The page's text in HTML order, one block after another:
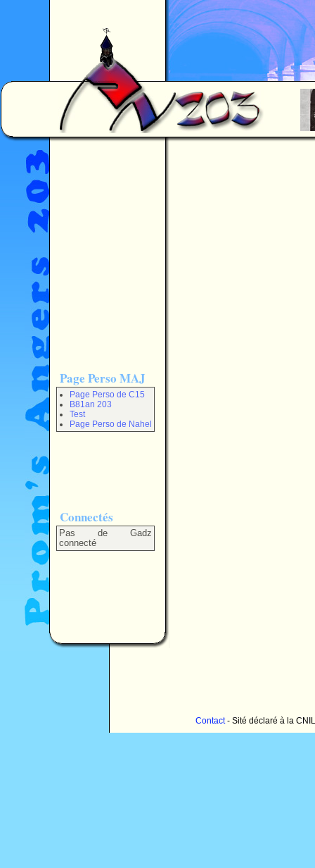
Contact- Sité déclaré à la
Connectés
Pas de Gadz
connecté
Page Perso MAJ
Page Perso de C15
B81an 203
Test
Page Perso de Nahel